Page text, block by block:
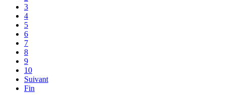
3
4
5
6
7
8
9
10
Suivant
Fin